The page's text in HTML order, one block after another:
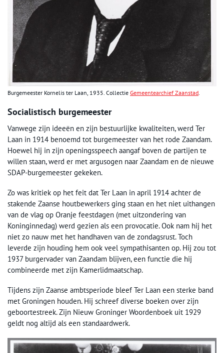
Burgemeester Kornelis ter Laan, 1935. Collectie Gemeentearchief Zaanstad
Socialistisch burgemeester
Vanwege zijn ideeën en zijn bestuurlijke kwaliteiten, werd Ter
Laan in 1914 benoemd tot burgemeester van het rode Zaandam.
Hoewel hij in zijn openingsspeech aangaf boven de partijen te
willen staan, werd er met argusogen naar Zaandam en de nieuwe
SDAP-burgemeester gekeken.
Zo was kritiek op het feit dat Ter Laan in april 1914 achter de
stakende Zaanse houtbewerkers ging staan en het niet uithangen
van de vlag op Oranje feestdagen (met uitzondering van
Koninginnedag) werd gezien als een provocatie. Ook nam hij het
niet zo nauw met het handhaven van de zondagsrust. Toch
leverde zijn houding hem ook veel sympathisanten op. Hij zou tot
1937 burgervader van Zaandam blijven, een functie die hij
combineerde met zijn Kamerlidmaatschap.
Tijdens zijn Zaanse ambtsperiode bleef Ter Laan een sterke band
met Groningen houden. Hij schreef diverse boeken over zijn
geboortestreek. Zijn Nieuw Groninger Woordenboek uit 1929
geldt nog altijd als een standaardwerk.